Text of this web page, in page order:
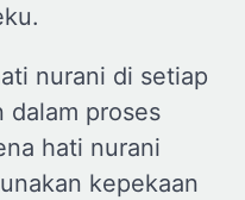
nurani di setiap
dalam proses
hati nurani
kepekaan